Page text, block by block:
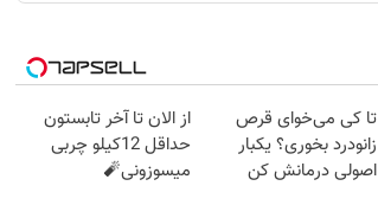
تا کی می‌خوای قرص
زانودرد بخوری؟ یکبار
اصولی درمانش کن
از الان تا آخر تابستون
حداقل 12کیلو چربی
میسوزونی🧨